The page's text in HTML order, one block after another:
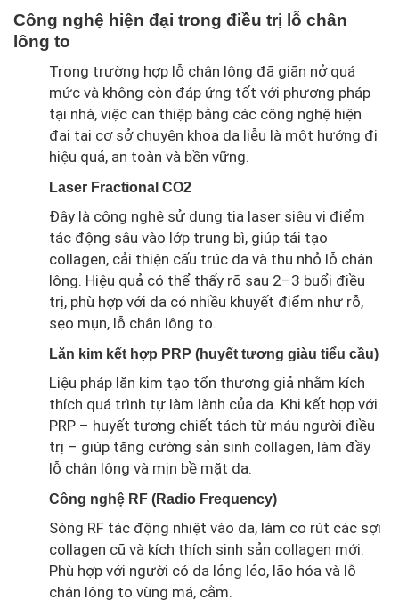
Công nghệ hiện đại trong điều trị lỗ chân
lông to
Trong trường hợp lỗ chân lông đã giãn nở quá
mức và không còn đáp ứng tốt với phương pháp
tại nhà, việc can thiệp bằng các công nghệ hiện
đại tại cơ sở chuyên khoa da liễu là một hướng đi
hiệu quả, an toàn và bền vững.
Laser Fractional CO2
Đây là công nghệ sử dụng tia laser siêu vi điểm
tác động sâu vào lớp trung bì, giúp tái tạo
collagen, cải thiện cấu trúc da và thu nhỏ lỗ chân
lông. Hiệu quả có thể thấy rõ sau 2–3 buổi điều
trị, phù hợp với da có nhiều khuyết điểm như rỗ,
sẹo mụn, lỗ chân lông to.
Lăn kim kết hợp PRP (huyết tương giàu tiểu cầu)
Liệu pháp lăn kim tạo tổn thương giả nhằm kích
thích quá trình tự làm lành của da. Khi kết hợp với
PRP – huyết tương chiết tách từ máu người điều
trị – giúp tăng cường sản sinh collagen, làm đầy
lỗ chân lông và mịn bề mặt da.
Công nghệ RF (Radio Frequency)
Sóng RF tác động nhiệt vào da, làm co rút các sợi
collagen cũ và kích thích sinh sản collagen mới.
Phù hợp với người có da lỏng lẻo, lão hóa và lỗ
chân lông to vùng má, cằm.